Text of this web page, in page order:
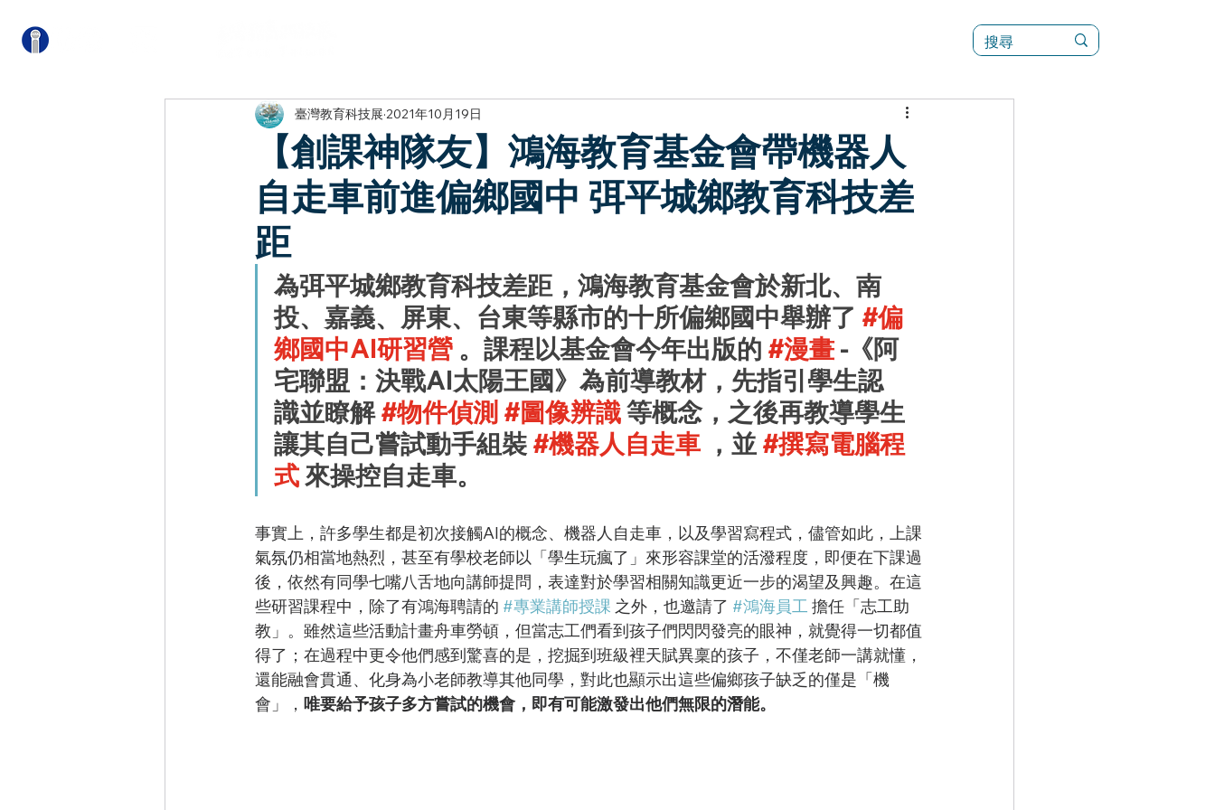
【創課神隊友】鴻海教育基金會帶機器人
自走車前進偏鄉國中 弭平城鄉教育科技差
距
臺灣教育科技展 2021年10月19日
為弭平城鄉教育科技差距，鴻海教育基金會於新北、南
投、嘉義、屏東、台東等縣市的十所偏鄉國中舉辦了 #偏
鄉國中AI研習營 。課程以基金會今年出版的 #漫畫 -《阿
宅聯盟：決戰AI太陽王國》 為前導教材，先指引學生認
識並瞭解 #物件偵測 #圖像辨識 等概念，之後再教導學生
讓其自己嘗試動手組裝 #機器人自走車 ，並 #撰寫電腦程
式 來操控自走車。
事實上，許多學生都是初次接觸AI的概念、機器人自走車，以及學習寫程式，儘管如此，上課
氣氛仍相當地熱烈，甚至有學校老師以「學生玩瘋了」來形容課堂的活潑程度，即便在下課過
後，依然有同學七嘴八舌地向講師提問，表達對於學習相關知識更近一步的渴望及興趣。在這
些研習課程中，除了有鴻海聘請的 #專業講師授課 之外，也邀請了 #鴻海員工 擔任「志工助
教」。雖然這些活動計畫舟車勞頓，但當志工們看到孩子們閃閃發亮的眼神，就覺得一切都值
得了；在過程中更令他們感到驚喜的是，挖掘到班級裡天賦異稟的孩子，不僅老師一講就懂，
還能融會貫通、化身為小老師教導其他同學，對此也顯示出這些偏鄉孩子缺乏的僅是「機
會」， 唯要給予孩子多方嘗試的機會，即有可能激發出他們無限的潛能。